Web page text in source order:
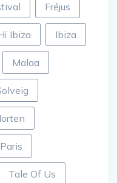
Fréjus
Ibiza Ibiza
Malaa
Paris
Tale Of Us